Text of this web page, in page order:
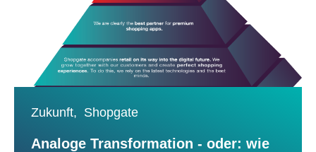
Zukunft, Shopgate
Analoge Transformation - oder: wie